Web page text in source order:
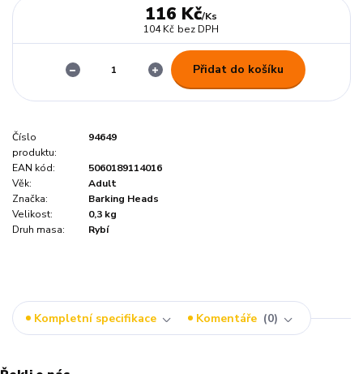
116 Kč/Ks
104 Kč bez DPH
Přidat do košíku
Číslo
produktu:
94649
EAN kód:
5060189114016
Věk:
Adult
Značka:
Barking Heads
Velikost:
0,3 kg
Druh masa:
Rybí
Kompletní specifikace Komentáře 0